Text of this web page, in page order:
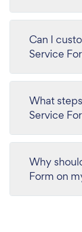
Can I
Service
What
Service
Why
Form on